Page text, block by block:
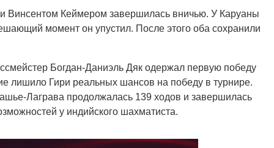
Винсентом Кеймером завершилась вничью. У Каруаны
момент он упустил. После этого оба сохранили
Богдан-Даниэль Дяк одержал первую победу
лишило Гири реальных шансов на победу в турнире.
Лаграва продолжалась 139 ходов и завершилась
у индийского шахматиста.